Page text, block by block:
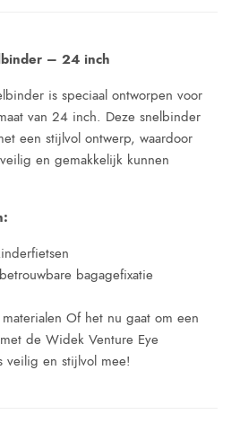
– 24 inch
is speciaal ontworpen voor
van 24 inch. Deze snelbinder
een stijlvol ontwerp, waardoor
en gemakkelijk kunnen
bagagefixatie
Of het nu gaat om een
de Widek Venture Eye
veilig en stijlvol mee!